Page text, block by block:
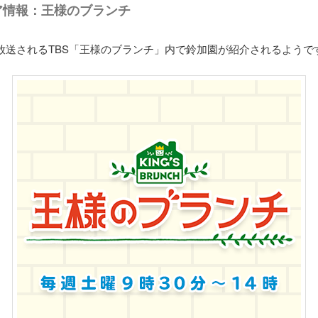
報：王様のブランチ
送されるTBS「王様のブランチ」内で鈴加園が紹介されるようで